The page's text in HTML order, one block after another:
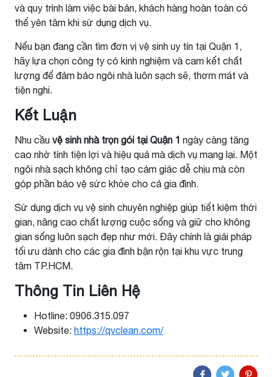
và quy trình làm việc bài bản, khách hàng hoàn toàn có
thể yên tâm khi sử dụng dịch vụ.
Nếu bạn đang cần tìm đơn vị vệ sinh uy tín tại Quận 1,
hãy lựa chọn công ty có kinh nghiệm và cam kết chất
lượng để đảm bảo ngôi nhà luôn sạch sẽ, thơm mát và
tiện nghi.
Kết Luận
Nhu cầu vệ sinh nhà trọn gói tại Quận 1 ngày càng tăng
cao nhờ tính tiện lợi và hiệu quả mà dịch vụ mang lại. Một
ngôi nhà sạch không chỉ tạo cảm giác dễ chịu mà còn
góp phần bảo vệ sức khỏe cho cả gia đình.
Sử dụng dịch vụ vệ sinh chuyên nghiệp giúp tiết kiệm thời
gian, nâng cao chất lượng cuộc sống và giữ cho không
gian sống luôn sạch đẹp như mới. Đây chính là giải pháp
tối ưu dành cho các gia đình bận rộn tại khu vực trung
tâm TP.HCM.
Thông Tin Liên Hệ
Hotline: 0906.315.097
Website: https://qvclean.com/